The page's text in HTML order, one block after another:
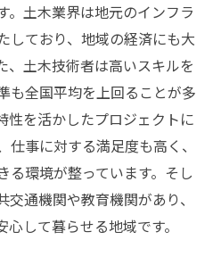
。土木業界は地元のインフラ
しており、地域の経済にも大
、土木技術者は高いスキルを
も全国平均を上回ることが多
性を活かしたプロジェクトに
事に対する満足度も高く、
る環境が整っています。そし
通機関や教育機関があり、
して暮らせる地域です。